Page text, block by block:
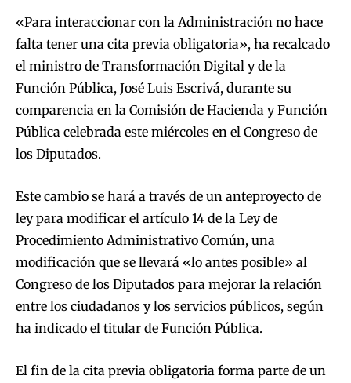
«Para interaccionar con la Administración no hace
falta tener una cita previa obligatoria», ha recalcado
el ministro de Transformación Digital y de la
Función Pública, José Luis Escrivá, durante su
comparencia en la Comisión de Hacienda y Función
Pública celebrada este miércoles en el Congreso de
los Diputados.
Este cambio se hará a través de un anteproyecto de
ley para modificar el artículo 14 de la Ley de
Procedimiento Administrativo Común, una
modificación que se llevará «lo antes posible» al
Congreso de los Diputados para mejorar la relación
entre los ciudadanos y los servicios públicos, según
ha indicado el titular de Función Pública.
El fin de la cita previa obligatoria forma parte de un